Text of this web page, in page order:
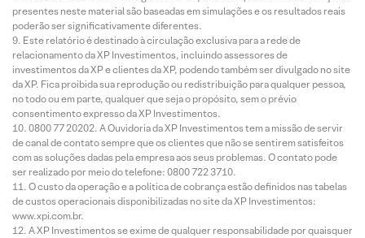
presentes neste material são baseadas em simulações e os resultados reais
poderão ser significativamente diferentes.
Este relatório é destinado à circulação exclusiva para a rede de
relacionamento da XP Investimentos, incluindo assessores de
investimentos da XP e clientes da XP, podendo também ser divulgado no site
da XP. Fica proibida sua reprodução ou redistribuição para qualquer pessoa,
no todo ou em parte, qualquer que seja o propósito, sem o prévio
consentimento expresso da XP Investimentos.
0800 77 20202. A Ouvidoria da XP Investimentos tem a missão de servir
de canal de contato sempre que os clientes que não se sentirem satisfeitos
com as soluções dadas pela empresa aos seus problemas. O contato pode
ser realizado por meio do telefone: 0800 722 3710.
O custo da operação e a política de cobrança estão definidos nas tabelas
de custos operacionais disponibilizadas no site da XP Investimentos:
www.xpi.com.br.
A XP Investimentos se exime de qualquer responsabilidade por quaisquer